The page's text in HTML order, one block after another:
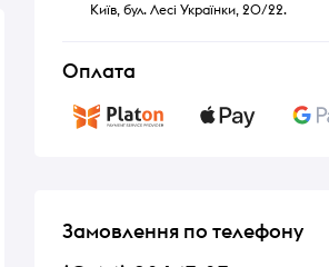
Київ, бул. Лесі Українки, 20/22.
Оплата
Замовлення по телефону